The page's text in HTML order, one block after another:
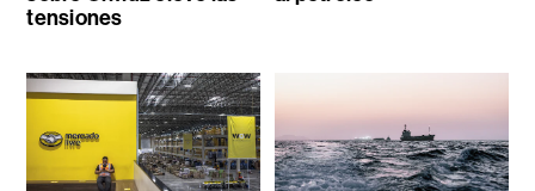
tensiones